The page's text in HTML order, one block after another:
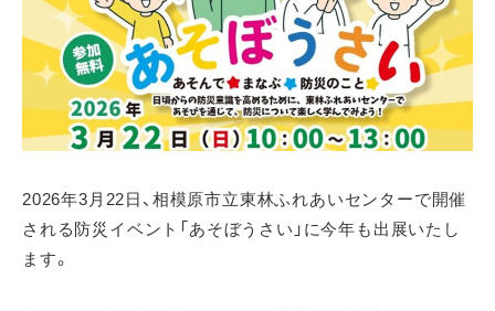
2026年3月22日、相模原市立東林ふれあいセンターで開催
される防災イベント「あそぼうさい」に今年も出展いたし
ます。